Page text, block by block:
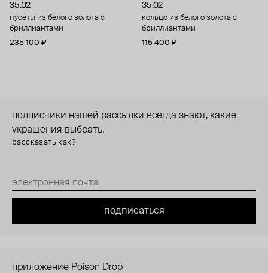
35.02
пусеты из белого золота с
бриллиантами
235 100 ₽
35.02
кольцо из белого золота с
бриллиантами
115 400 ₽
подписчики нашей рассылки всегда знают, какие
украшения выбрать.
рассказать как?
подписаться
приложение Poison Drop